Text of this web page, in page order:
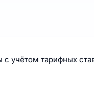
с учётом тарифных